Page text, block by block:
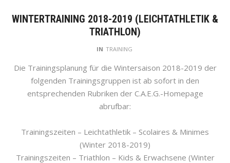
WINTERTRAINING 2018-2019 (LEICHTATHLETIK &
TRIATHLON)
IN TRAINING
Die Trainingsplanung für die Wintersaison 2018-2019 der
folgenden Trainingsgruppen ist ab sofort in den
entsprechenden Rubriken der C.A.E.G.-Homepage
abrufbar:
Trainingszeiten – Leichtathletik – Scolaires & Minimes
(Winter 2018-2019)
Trainingszeiten – Triathlon – Kids & Erwachsene (Winter